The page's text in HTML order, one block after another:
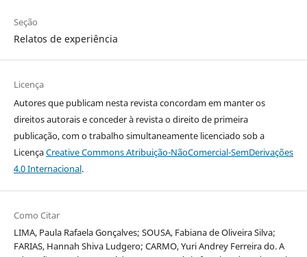
Seção
Relatos de experiência
Licença
Autores que publicam nesta revista concordam em manter os
direitos autorais e conceder à revista o direito de primeira
publicação, com o trabalho simultaneamente licenciado sob a
LicençaCreative Commons Atribuição-NãoComercial-SemDerivações
4.0 Internacional.
Como Citar
LIMA, Paula Rafaela Gonçalves; SOUSA, Fabiana de Oliveira Silva;
FARIAS, Hannah Shiva Ludgero; CARMO, Yuri Andrey Ferreira do. A